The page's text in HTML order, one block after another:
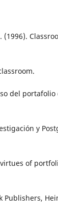
(1996).
del
y
virtues of
Publishers,